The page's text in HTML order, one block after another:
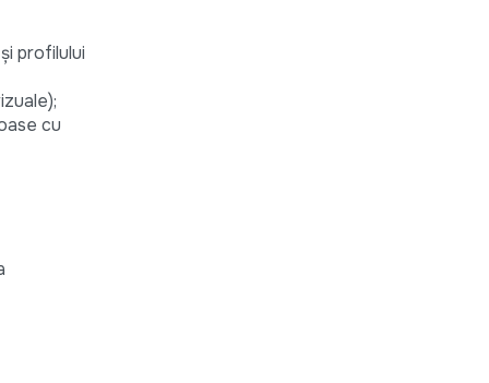
profilului
cu